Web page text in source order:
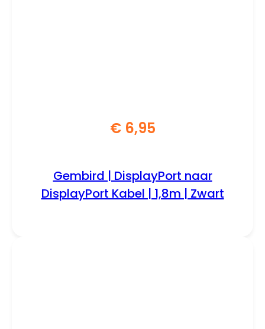
€6,95
Gembird | DisplayPort naar
DisplayPort Kabel | 1,8m | Zwart